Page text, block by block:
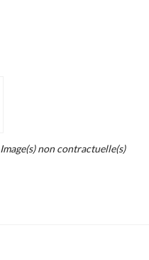
Image(s) non contractuelle(s)